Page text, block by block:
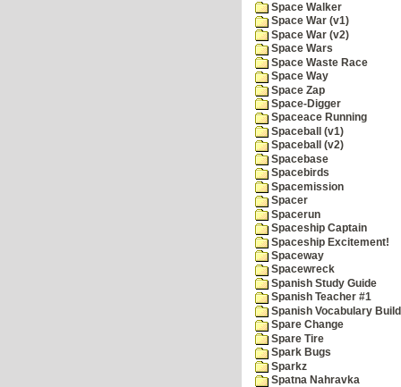
Space Walker
Space War (v1)
Space War (v2)
Space Wars
Space Waste Race
Space Way
Space Zap
Space-Digger
Spaceace Running
Spaceball (v1)
Spaceball (v2)
Spacebase
Spacebirds
Spacemission
Spacer
Spacerun
Spaceship Captain
Spaceship Excitement!
Spaceway
Spacewreck
Spanish Study Guide
Spanish Teacher #1
Spanish Vocabulary
Spare Change
Spare Tire
Spark Bugs
Sparkz
Spatna Nahravka